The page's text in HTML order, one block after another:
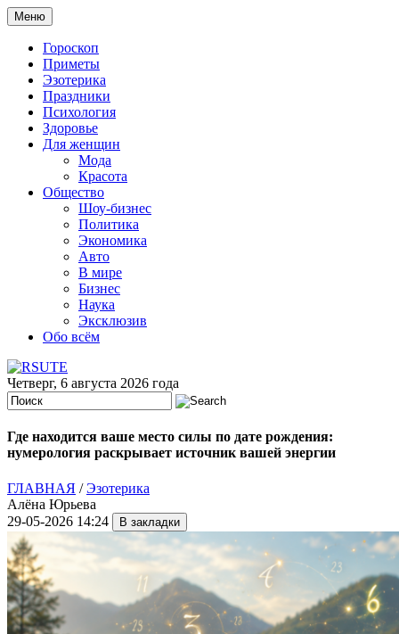
Меню
Гороскоп
Приметы
Эзотерика
Праздники
Психология
Здоровье
Для женщин
Мода
Красота
Общество
Шоу-бизнес
Политика
Экономика
Авто
В мире
Бизнес
Наука
Эксклюзив
Обо всём
Четверг, 6 августа 2026 года
Где находится ваше место силы по дате рождения:
нумерология раскрывает источник вашей энергии
ГЛАВНАЯ /Эзотерика
Алёна Юрьева
29-05-2026 14:24